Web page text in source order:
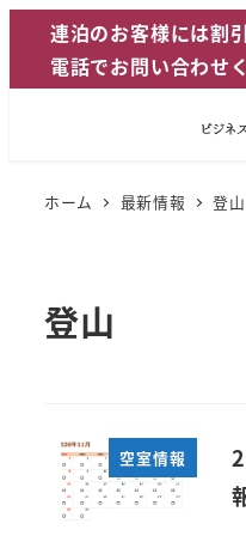
ン
連泊のお客様には割
電話でお問い合わせ
ホーム 最新情報 登山
登山
空室情報